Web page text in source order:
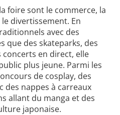
foire sont le commerce, la
divertissement. En
avec des
que des skateparks, des
en direct, elle
plus jeune. Parmi les
de cosplay, des
des nappes à carreaux
allant du manga et des
japonaise.